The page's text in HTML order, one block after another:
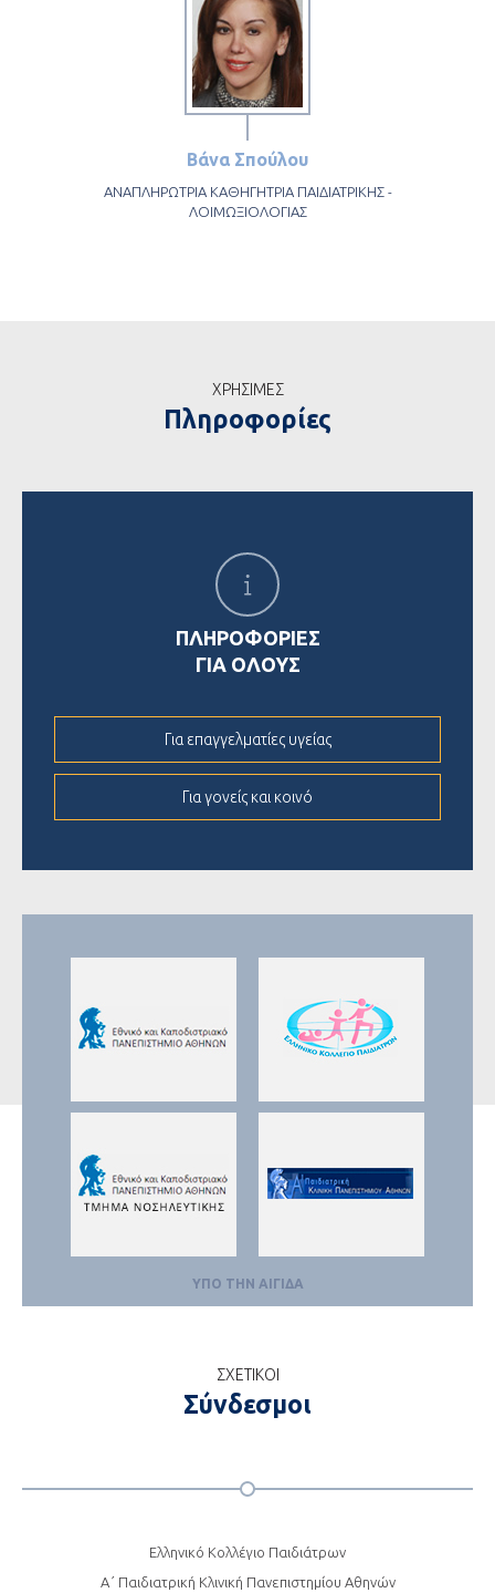
Βάνα Σπούλου
ΑΝΑΠΛΗΡΩΤΡΙΑ ΚΑΘΗΓΗΤΡΙΑ ΠΑΙΔΙΑΤΡΙΚΗΣ -
ΛΟΙΜΩΞΙΟΛΟΓΙΑΣ
ΧΡΗΣΙΜΕΣ
Πληροφορίες
ΠΛΗΡΟΦΟΡΙΕΣ
ΓΙΑ ΟΛΟΥΣ
Για επαγγελματίες υγείας
Για γονείς και κοινό
ΣΧΕΤΙΚΟΙ
Σύνδεσμοι
Ελληνικό Κολλέγιο Παιδιάτρων
Α΄ Παιδιατρική Κλινική Πανεπιστημίου Αθηνών